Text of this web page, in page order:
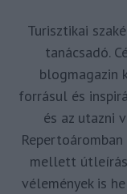
Turisztikai
tanácsadó.
blogmagazin
forrásul és
és az utazni
mellett
vélemények is